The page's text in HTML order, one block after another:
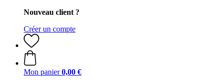
Nouveau client ?
Créer un compte
Mon panier 0,00 €